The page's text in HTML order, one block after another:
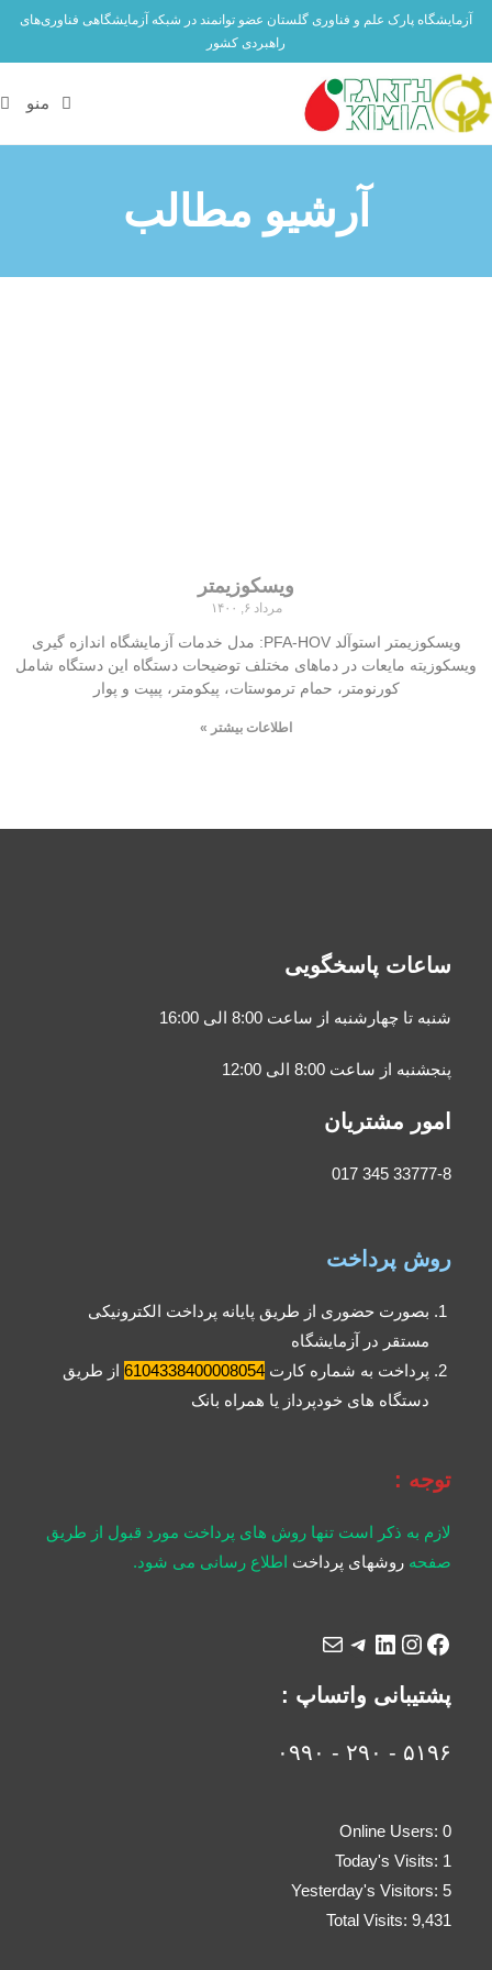
آزمایشگاه پارک علم و فناوری گلستان عضو توانمند در شبکه آزمایشگاهی فناوری‌های
راهبردی کشور
منو
آرشیو مطالب
ویسکوزیمتر
مرداد ۶, ۱۴۰۰
ویسکوزیمتر استوآلد PFA-HOV: مدل خدمات آزمایشگاه اندازه گیری
ویسکوزیته مایعات در دماهای مختلف توضیحات دستگاه این دستگاه شامل
کورنومتر، حمام ترموستات، پیکومتر، پیپت و پوار
اطلاعات بیشتر »
ساعات پاسخگویی
شنبه تا چهارشنبه از ساعت 8:00 الی 16:00
پنجشنبه از ساعت 8:00 الی 12:00
امور مشتریان
33777-8 345 017
روش پرداخت
بصورت حضوری از طریق پایانه پرداخت الکترونیکی
مستقر در آزمایشگاه
پرداخت به شماره کارت6104338400008054 از طریق
دستگاه های خودپرداز یا همراه بانک
توجه :
لازم به ذکر است تنها روش های پرداخت مورد قبول از طریق
صفحهروشهای پرداخت اطلاع رسانی می شود.
پشتیبانی واتساپ :
۵۱۹۶ - ۲۹۰ - ۰۹۹۰
Online Users: 0
Today's Visits: 1
Yesterday's Visitors: 5
Total Visits: 9,431